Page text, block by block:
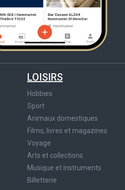
LOISIRS
Hobbies
Sport
Animaux domestiques
Films, livres et magazines
Voyage
Arts et collections
Musique et instruments
Billetterie